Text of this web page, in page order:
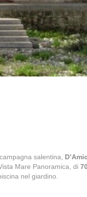
salentina,
Mare Panoramica, di
nel giardino.